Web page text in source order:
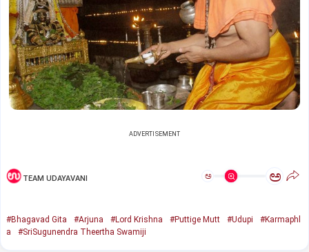
ADVERTISEMENT
TEAM UDAYAVANI ಅ ಅ
#Bhagavad Gita #Arjuna #Lord Krishna #Puttige Mutt #Udupi
#Karmaphl
a
#SriSugunendra Theertha Swamiji